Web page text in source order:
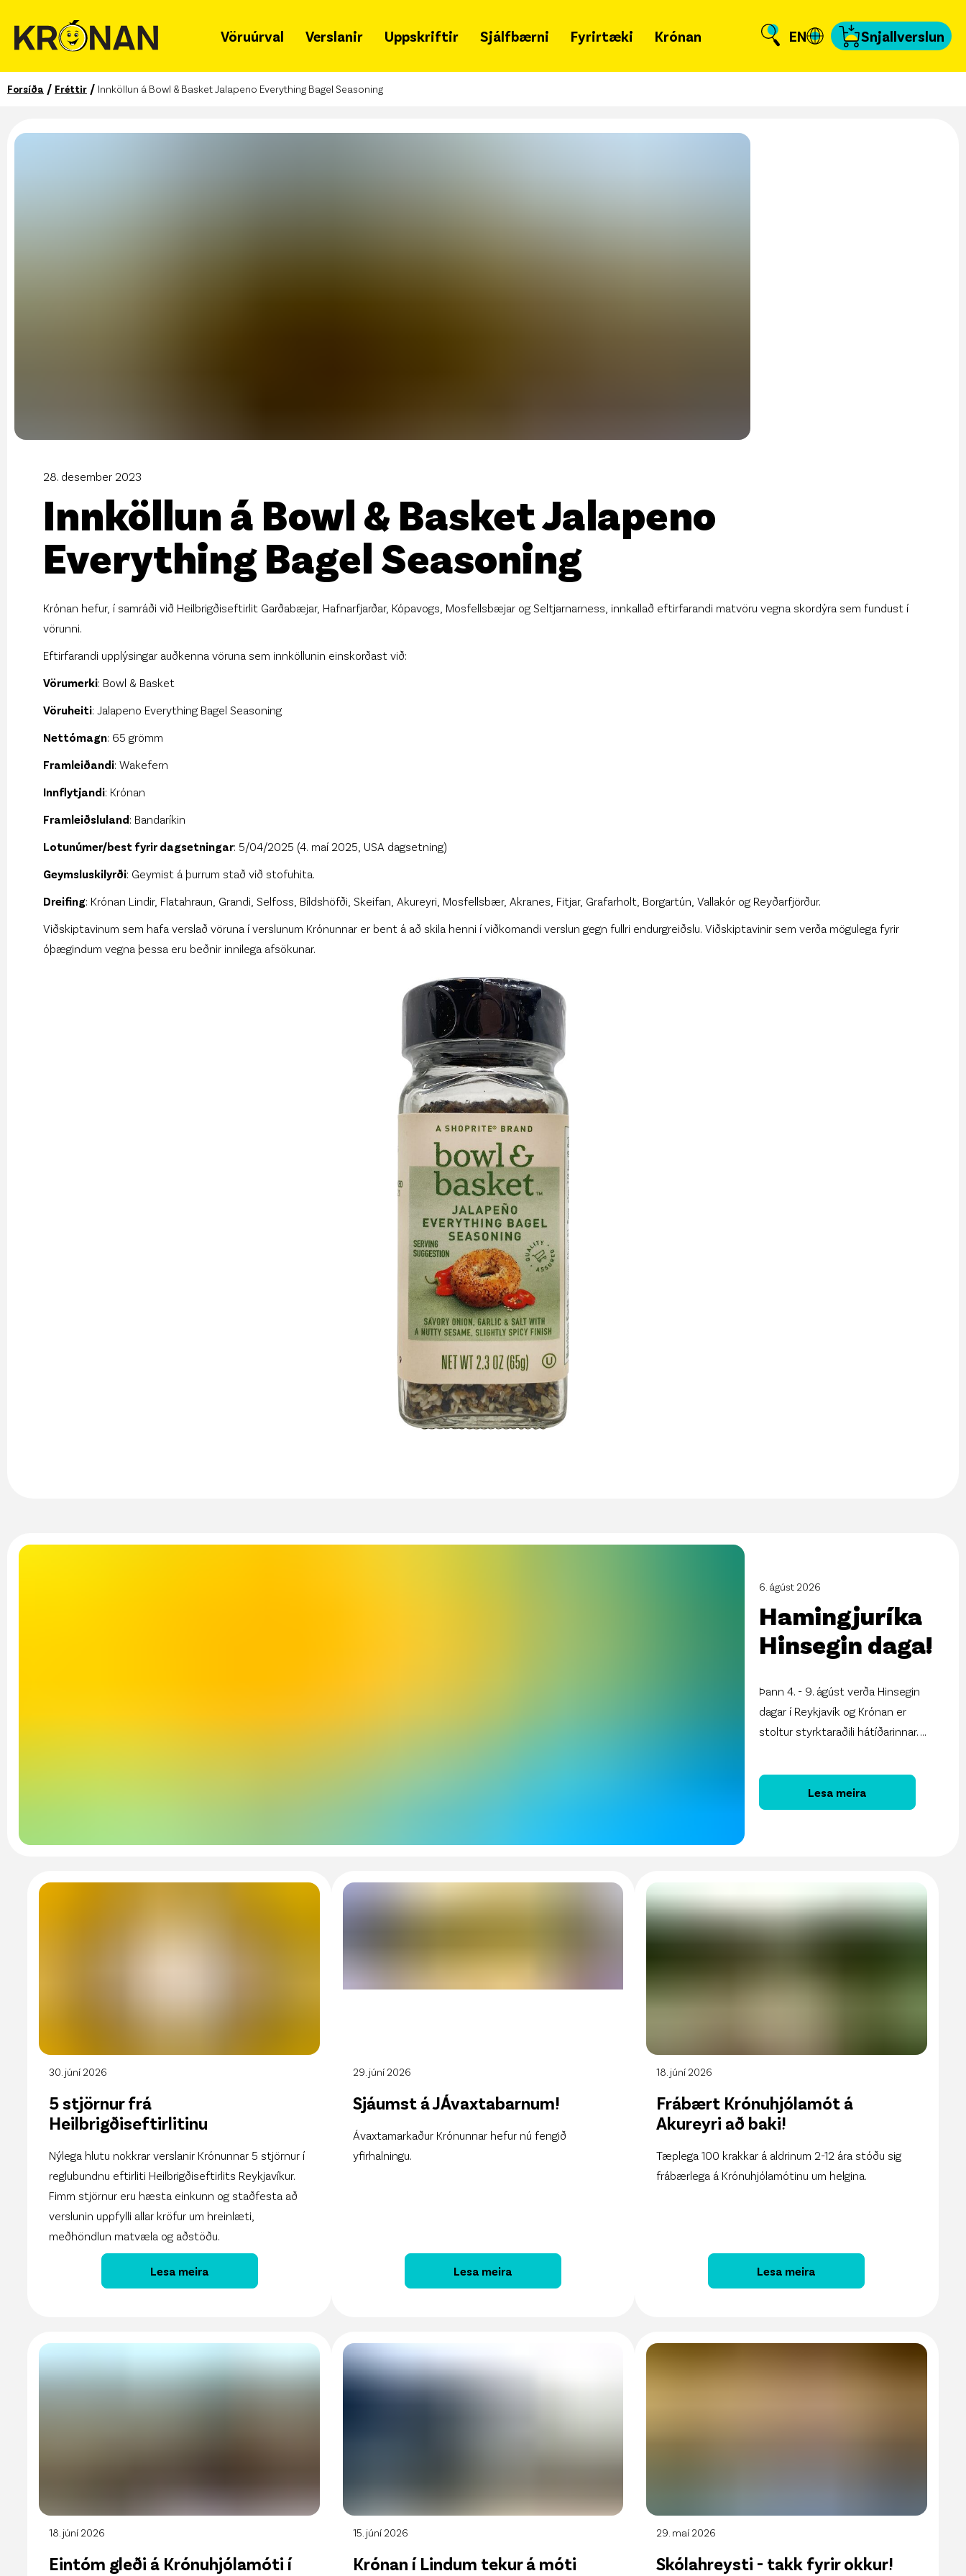
Vöruúrval Verslanir Uppskriftir Sjálfbærni Fyrirtæki Krónan EN Snjallverslun
Forsíða / Fréttir / Innköllun á Bowl & Basket Jalapeno Everything Bagel Seasoning
28. desember 2023
Innköllun á Bowl & Basket Jalapeno
Everything Bagel Seasoning
Krónan hefur, í samráði við Heilbrigðiseftirlit Garðabæjar, Hafnarfjarðar, Kópavogs, Mosfellsbæjar og Seltjarnarness, innkallað eftirfarandi matvöru vegna skordýra sem fundust í
vörunni.
Eftirfarandi upplýsingar auðkenna vöruna sem innköllunin einskorðast við:
Vörumerki: Bowl & Basket
Vöruheiti: Jalapeno Everything Bagel Seasoning
Nettómagn: 65 grömm
Framleiðandi: Wakefern
Innflytjandi: Krónan
Framleiðsluland: Bandaríkin
Lotunúmer/best fyrir dagsetningar: 5/04/2025 (4. maí 2025, USA dagsetning)
Geymsluskilyrði: Geymist á þurrum stað við stofuhita.
Dreifing: Krónan Lindir, Flatahraun, Grandi, Selfoss, Bíldshöfði, Skeifan, Akureyri, Mosfellsbær, Akranes, Fitjar, Grafarholt, Borgartún, Vallakór og Reyðarfjörður.
Viðskiptavinum sem hafa verslað vöruna í verslunum Krónunnar er bent á að skila henni í viðkomandi verslun gegn fullri endurgreiðslu. Viðskiptavinir sem verða mögulega fyrir
óþægindum vegna þessa eru beðnir innilega afsökunar.
6. ágúst 2026
Hamingjuríka
Hinsegin daga!
Þann 4. - 9. ágúst verða Hinsegin
dagar í Reykjavík og Krónan er
stoltur styrktaraðili hátíðarinnar. ...
Lesa meira
30. júní 2026
5 stjörnur frá
Heilbrigðiseftirlitinu
Nýlega hlutu nokkrar verslanir Krónunnar 5 stjörnur í
reglubundnu eftirliti Heilbrigðiseftirlits Reykjavíkur.
Fimm stjörnur eru hæsta einkunn og staðfesta að
verslunin uppfylli allar kröfur um hreinlæti,
meðhöndlun matvæla og aðstöðu.
Lesa meira
29. júní 2026
Sjáumst á JÁvaxtabarnum!
Ávaxtamarkaður Krónunnar hefur nú fengið
yfirhalningu.
Lesa meira
18. júní 2026
Frábært Krónuhjólamót á
Akureyri að baki!
Tæplega 100 krakkar á aldrinum 2-12 ára stóðu sig
frábærlega á Krónuhjólamótinu um helgina.
Lesa meira
18. júní 2026
Eintóm gleði á Krónuhjólamóti í
15. júní 2026
Krónan í Lindum tekur á móti
29. maí 2026
Skólahreysti - takk fyrir okkur!